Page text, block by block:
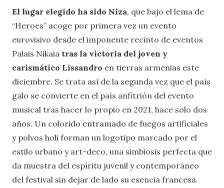
El lugar elegido ha sido Niza, que bajo el lema de
“Heroes” acoge por primera vez un evento
eurovisivo desde el imponente recinto de eventos
Palais Nikaia tras la victoria del joven y
carismático Lissandro en tierras armenias este
diciembre. Se trata así de la segunda vez que el país
galo se convierte en el país anfitrión del evento
musical tras hacer lo propio en 2021, hace solo dos
años. Un colorido entramado de fuegos artificiales
y polvos holi forman un logotipo marcado por el
estilo urbano y art-deco, una simbiosis perfecta que
da muestra del espíritu juvenil y contemporáneo
del festival sin dejar de lado su esencia francesa.